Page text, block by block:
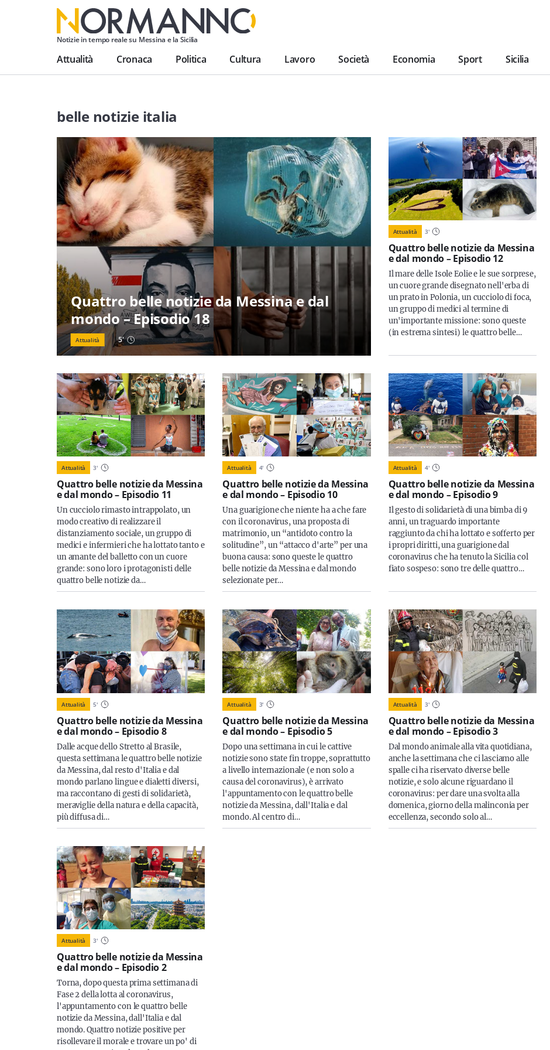
Notizie in tempo reale su Messina e la Sicilia
Attualità Cronaca Politica Cultura Lavoro Società Economia Sport Sicilia
belle notizie italia
Quattro belle notizie da Messina e dal
mondo – Episodio 18
Attualità 5'
Attualità 3'
Quattro belle notizie da Messina
e dal mondo – Episodio 12
Il mare delle Isole Eolie e le sue sorprese,
un cuore grande disegnato nell'erba di
un prato in Polonia, un cucciolo di foca,
un gruppo di medici al termine di
un'importante missione: sono queste
(in estrema sintesi) le quattro belle…
Attualità 3'
Quattro belle notizie da Messina
e dal mondo – Episodio 11
Un cucciolo rimasto intrappolato, un
modo creativo di realizzare il
distanziamento sociale, un gruppo di
medici e infermieri che ha lottato tanto e
un amante del balletto con un cuore
grande: sono loro i protagonisti delle
quattro belle notizie da…
Attualità 4'
Quattro belle notizie da Messina
e dal mondo – Episodio 10
Una guarigione che niente ha a che fare
con il coronavirus, una proposta di
matrimonio, un “antidoto contro la
solitudine”, un “attacco d'arte” per una
buona causa: sono queste le quattro
belle notizie da Messina e dal mondo
selezionate per…
Attualità 4'
Quattro belle notizie da Messina
e dal mondo – Episodio 9
Il gesto di solidarietà di una bimba di 9
anni, un traguardo importante
raggiunto da chi ha lottato e sofferto per
i propri diritti, una guarigione dal
coronavirus che ha tenuto la Sicilia col
fiato sospeso: sono tre delle quattro…
Attualità 5'
Quattro belle notizie da Messina
e dal mondo – Episodio 8
Dalle acque dello Stretto al Brasile,
questa settimana le quattro belle notizie
da Messina, dal resto d'Italia e dal
mondo parlano lingue e dialetti diversi,
ma raccontano di gesti di solidarietà,
meraviglie della natura e della capacità,
più diffusa di…
Attualità 3'
Quattro belle notizie da Messina
e dal mondo – Episodio 5
Dopo una settimana in cui le cattive
notizie sono state fin troppe, soprattutto
a livello internazionale (e non solo a
causa del coronavirus), è arrivato
l'appuntamento con le quattro belle
notizie da Messina, dall'Italia e dal
mondo. Al centro di…
Attualità 3'
Quattro belle notizie da Messina
e dal mondo – Episodio 3
Dal mondo animale alla vita quotidiana,
anche la settimana che ci lasciamo alle
spalle ci ha riservato diverse belle
notizie, e solo alcune riguardano il
coronavirus: per dare una svolta alla
domenica, giorno della malinconia per
eccellenza, secondo solo al…
Attualità 3'
Quattro belle notizie da Messina
e dal mondo – Episodio 2
Torna, dopo questa prima settimana di
Fase 2 della lotta al coronavirus,
l'appuntamento con le quattro belle
notizie da Messina, dall'Italia e dal
mondo. Quattro notizie positive per
risollevare il morale e trovare un po' di